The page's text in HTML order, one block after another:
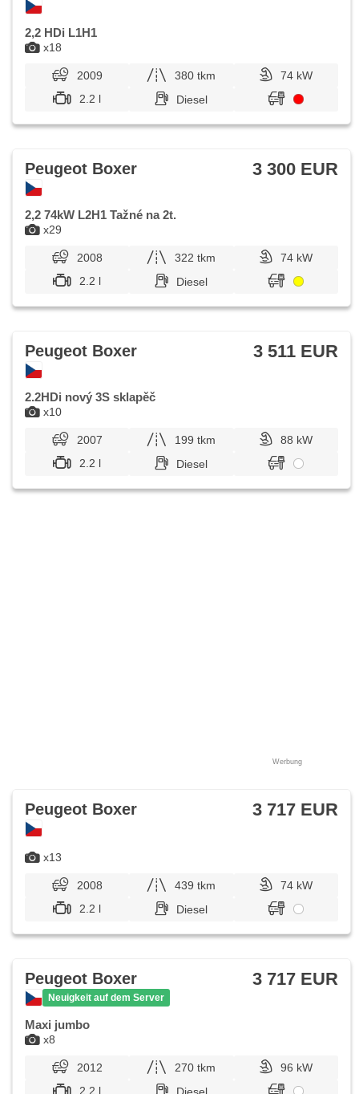
x18
2,2 HDi L1H1
2009 380 tkm
74 kW
2.2 l
Diesel
x29
Peugeot Boxer 3 300 EUR
2,2 74kW L2H1 Tažné na 2t.
2008 322 tkm
74 kW
2.2 l
Diesel
x10
Peugeot Boxer 3 511 EUR
2.2HDi nový 3S sklapěč
2007 199 tkm
88 kW
2.2 l
Diesel
Werbung
x13
Peugeot Boxer 3 717 EUR
2008 439 tkm
74 kW
2.2 l
Diesel
x8
Peugeot Boxer
Neuigkeit auf dem Server
3 717 EUR
Maxi jumbo
2012 270 tkm
96 kW
2.2 l